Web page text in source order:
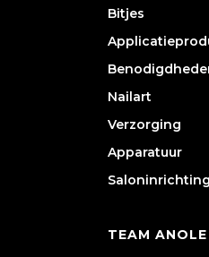
Bitjes
Nailart
Verzorging
Apparatuur
TEAM ANOLE